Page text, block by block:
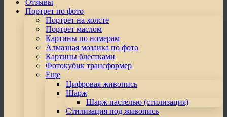
Портрет по фото
Портрет на холсте
Портрет маслом
Картины по номерам
Алмазная мозаика по фото
Картины блестками
Фотокубик трансформер
Еще
Цифровая живопись
Шарж
Шарж пастелью (стилизация)
Стилизация под живопись